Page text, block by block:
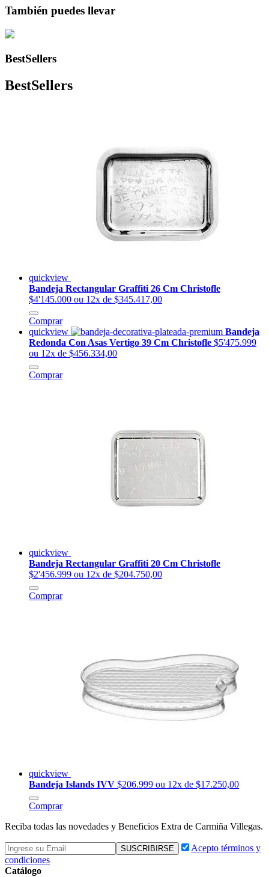
También puedes llevar
BestSellers
BestSellers
quickview
Bandeja Rectangular Graffiti 26 Cm Christofle
$4'145.000 ou 12x de $345.417,00
Comprar
quickview
Bandeja
Redonda Con Asas Vertigo 39 Cm Christofle $5'475.999
ou 12x de $456.334,00
Comprar
quickview
Bandeja Rectangular Graffiti 20 Cm Christofle
$2'456.999 ou 12x de $204.750,00
Comprar
quickview
Bandeja Islands IVV $206.999 ou 12x de $17.250,00
Comprar
Reciba todas las novedades y Beneficios Extra de Carmiña Villegas.
Acepto términos y
condiciones
Catálogo